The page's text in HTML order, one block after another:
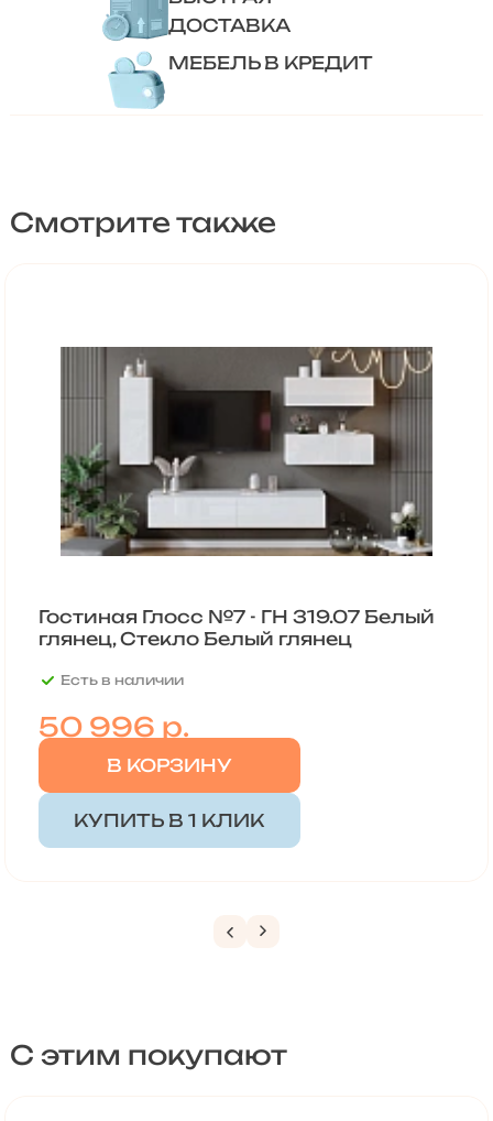
ДОСТАВКА
МЕБЕЛЬ В КРЕДИТ
Смотрите также
Гостиная Глосс №7 - ГН 319.07 Белый
глянец, Стекло Белый глянец
Есть в наличии
50 996 р.
В КОРЗИНУ
КУПИТЬ В 1 КЛИК
С этим покупают